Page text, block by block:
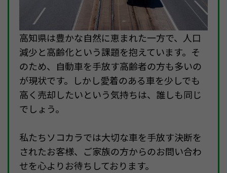
高知県は豊かな自然に恵まれた一方で、人口
減少と高齢化という課題を抱えています。そ
のため、自動車を手放す高齢者の方も多いの
が現状です。しかし愛着のある車を少しでも
高く売却したいという気持ちは、誰しも同じ
でしょう。
私たちソコカラでは大切な車を手放す決断を
されたお客様、ご家族の方からのお問い合わ
せを心よりお待ちしております。